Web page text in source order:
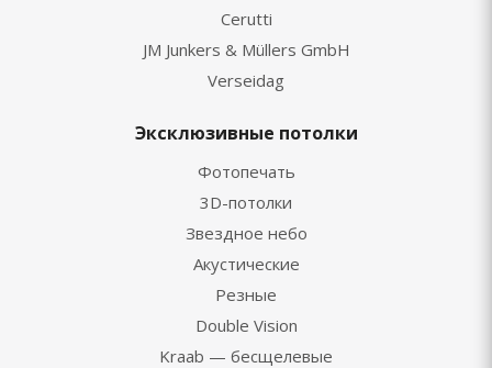
Cerutti
JM Junkers & Müllers GmbH
Verseidag
Эксклюзивные потолки
Фотопечать
3D-потолки
Звездное небо
Акустические
Резные
Double Vision
Kraab — бесщелевые